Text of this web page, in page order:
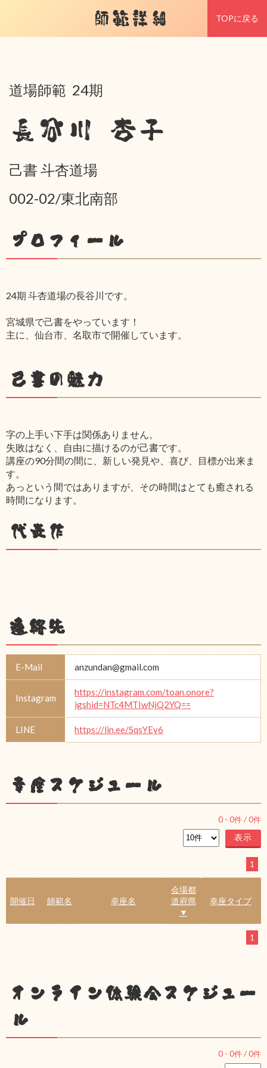
師範詳細 TOPに戻る
道場師範 24期
長谷川 杏子
己書 斗杏道場
002-02/東北南部
プロフィール
24期 斗杏道場の長谷川です。
宮城県で己書をやっています！
主に、仙台市、名取市で開催しています。
己書の魅力
字の上手い下手は関係ありません。
失敗はなく、自由に描けるのが己書です。
講座の90分間の間に、新しい発見や、喜び、目標が出来ま
す。
あっという間ではありますが、その時間はとても癒される
時間になります。
代表作
連絡先
E-Mail anzundan@gmail.com
Instagram
https://instagram.com/toan.onore?
igshid=NTc4MTIwNjQ2YQ==
LINE https://lin.ee/SqsYEy6
幸座スケジュール
0 - 0件 /0件
1
開催日 師範名 幸座名
会場都
道府県
▼
幸座タイプ
1
オンライン体験会スケジュー
ル
0 - 0件 /0件